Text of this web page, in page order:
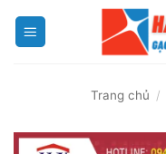
Trang chủ /